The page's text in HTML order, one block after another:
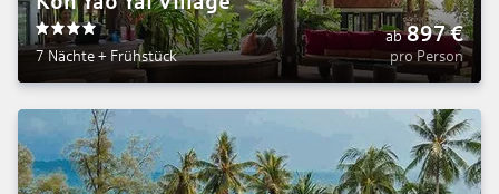
4
7 Nächte + Frühstück
ab 897€
pro Person